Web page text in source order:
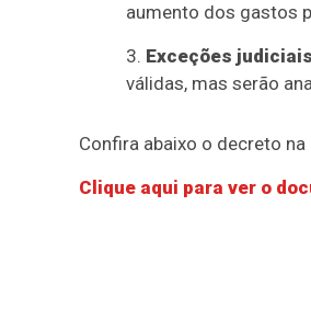
aumento dos gastos
Exceções judiciais
válidas, mas serão
Confira abaixo o decreto na
Clique aqui para ver o